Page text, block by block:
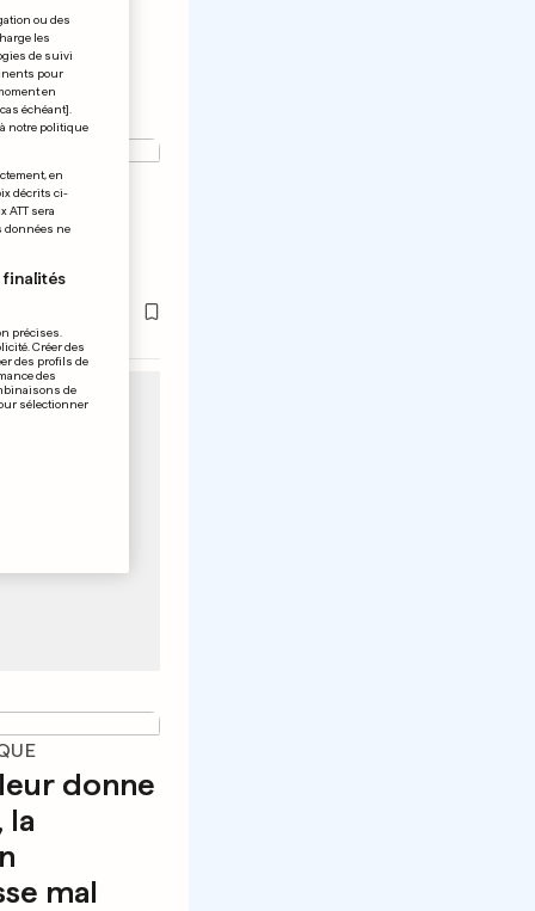
à
donne
la
mal
ou des
les
de suivi
pour
en
échéant].
notre politique
en
décrits ci-
ATT sera
données ne
finalités
précises.
Créer des
des profils de
des
de
sélectionner